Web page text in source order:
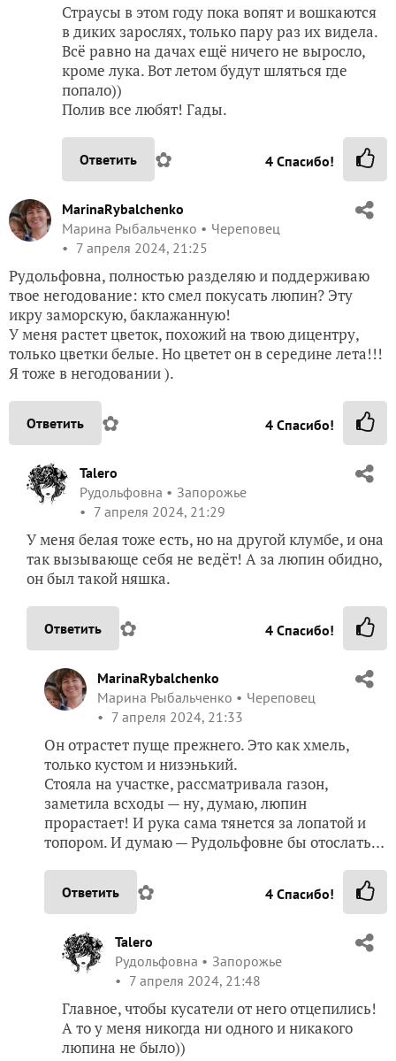
Страусы в этом году пока вопят и вошкаются
в диких зарослях, только пару раз их видела.
Всё равно на дачах ещё ничего не выросло,
кроме лука. Вот летом будут шляться где
попало))
Полив все любят! Гады.
Ответить ✿ 4 Спасибо!
MarinaRybalchenko
Марина Рыбальченко
Череповец
7 апреля 2024, 21:25
Рудольфовна, полностью разделяю и поддерживаю
твое негодование: кто смел покусать люпин? Эту
икру заморскую, баклажанную!
У меня растет цветок, похожий на твою дицентру,
только цветки белые. Но цветет он в середине лета!!!
Я тоже в негодовании ).
Ответить ✿ 4 Спасибо!
Talero
Рудольфовна
Запорожье
7 апреля 2024, 21:29
У меня белая тоже есть, но на другой клумбе, и она
так вызывающе себя не ведёт! А за люпин обидно,
он был такой няшка.
Ответить ✿ 4 Спасибо!
MarinaRybalchenko
Марина Рыбальченко
Череповец
7 апреля 2024, 21:33
Он отрастет пуще прежнего. Это как хмель,
только кустом и низэнький.
Стояла на участке, рассматривала газон,
заметила всходы — ну, думаю, люпин
прорастает! И рука сама тянется за лопатой и
топором. И думаю — Рудольфовне бы отослать…
Ответить ✿ 4 Спасибо!
Talero
Рудольфовна
Запорожье
7 апреля 2024, 21:48
Главное, чтобы кусатели от него отцепились!
А то у меня никогда ни одного и никакого
люпина не было))